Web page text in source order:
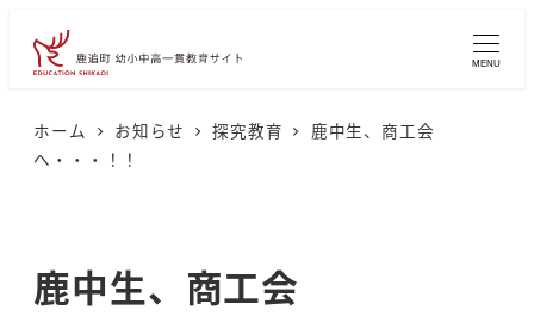
MENU
ホーム お知らせ 探究教育
鹿中生、商工会
へ・・・！！
鹿中生、商工会